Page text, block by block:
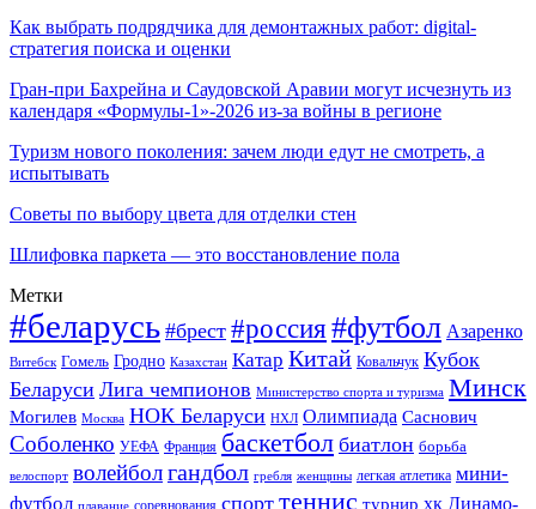
Как выбрать подрядчика для демонтажных работ: digital-
стратегия поиска и оценки
Гран-при Бахрейна и Саудовской Аравии могут исчезнуть из
календаря «Формулы-1»-2026 из-за войны в регионе
Туризм нового поколения: зачем люди едут не смотреть, а
испытывать
Советы по выбору цвета для отделки стен
Шлифовка паркета — это восстановление пола
Метки
#беларусь #брест #россия#футбол Азаренко
Витебск Гомель Гродно Казахстан Катар Китай Ковальчук Кубок
Беларуси Лига чемпионов Министерство спорта и туризма Минск
Могилев Москва НОК Беларуси НХЛ Олимпиада Саснович
Соболенко УЕФА Франция баскетбол биатлон борьба
велоспорт волейболгандбол гребля женщины легкая атлетика мини-
футбол плавание соревнования спорт теннис турнир хк Динамо-